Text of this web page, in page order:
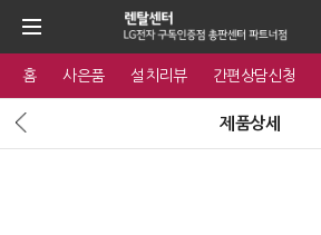
홈 사은품 설치리뷰 간편상담신청
제품상세